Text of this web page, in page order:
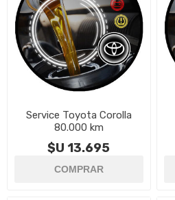
Service Toyota Corolla
80.000 km
$U 13.695